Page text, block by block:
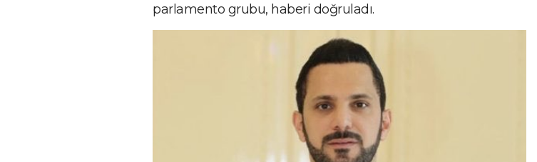
parlamento grubu, haberi doğruladı.